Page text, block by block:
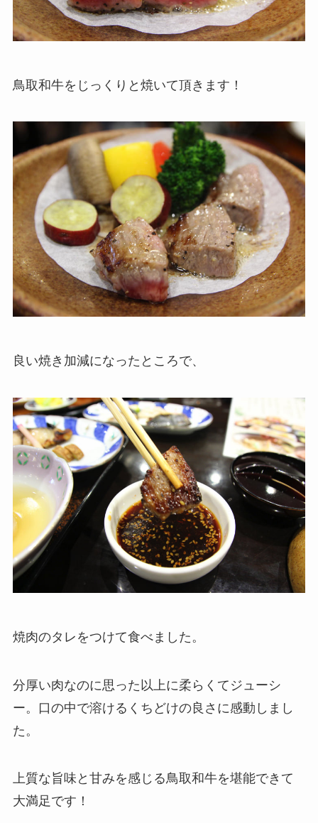
鳥取和牛をじっくりと焼いて頂きます！
良い焼き加減になったところで、
焼肉のタレをつけて食べました。
分厚い肉なのに思った以上に柔らくてジューシ
ー。口の中で溶けるくちどけの良さに感動しまし
た。
上質な旨味と甘みを感じる鳥取和牛を堪能できて
大満足です！